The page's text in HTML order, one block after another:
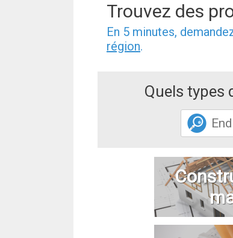
Trouvez des
En 5 minutes,
région.
Quels types